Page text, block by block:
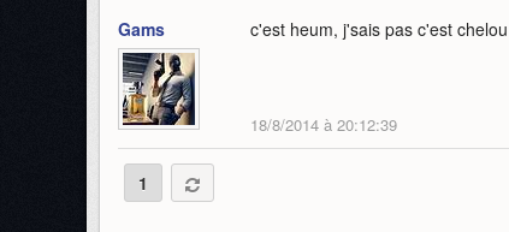
Gams c'est heum, j'sais pas c'est chelou
18/8/2014 à 20:12:39
1